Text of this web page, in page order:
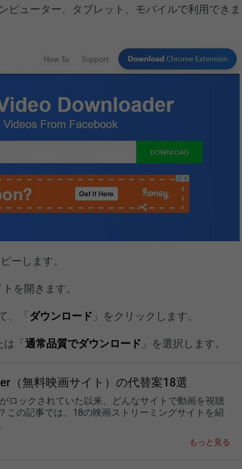
ピューター、タブレット、モバイルで利用できま
ーします。
を開きます。
、「 ダウンロード 」をクリックします。
は「通常品質でダウンロード 」を選択します。
（無料映画サイト）の代替案18選
ロックされていた以来、どんなサイトで動画を視聴
この記事では、18の映画ストリーミングサイトを紹
もっと見る